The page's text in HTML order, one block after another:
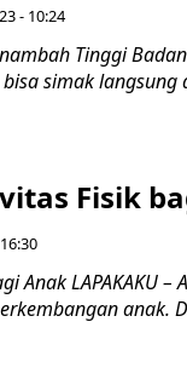
- 10:24
Tinggi
simak langsung
Fisik
Anak LAPAKAKU
anak.